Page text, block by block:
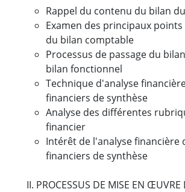
Rappel du contenu du bilan du
Examen des principaux
du bilan comptable
Processus de passage du
bilan fonctionnel
Technique d'analyse
financiers de synthèse
Analyse des différentes
financier
Intérêt de l'analyse financière
financiers de synthèse
II. PROCESSUS DE MISE EN